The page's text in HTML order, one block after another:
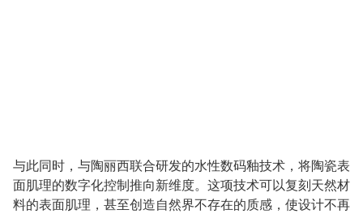
与此同时，与陶丽西联合研发的水性数码釉技术，将陶瓷表
面肌理的数字化控制推向新维度。这项技术可以复刻天然材
料的表面肌理，甚至创造自然界不存在的质感，使设计不再